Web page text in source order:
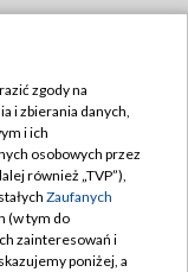
zgody na
i zbierania danych,
i ich
osobowych przez
również „TVP”),
Zaufanych
(w tym do
zainteresowań i
poniżej, a